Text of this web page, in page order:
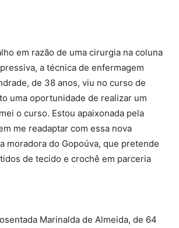
em razão de uma cirurgia na coluna
a técnica de enfermagem
de 38 anos, viu no curso de
uma oportunidade de realizar um
o curso. Estou apaixonada pela
me readaptar com essa nova
moradora do Gopoúva, que pretende
de tecido e crochê em parceria
Marinalda de Almeida, de 64